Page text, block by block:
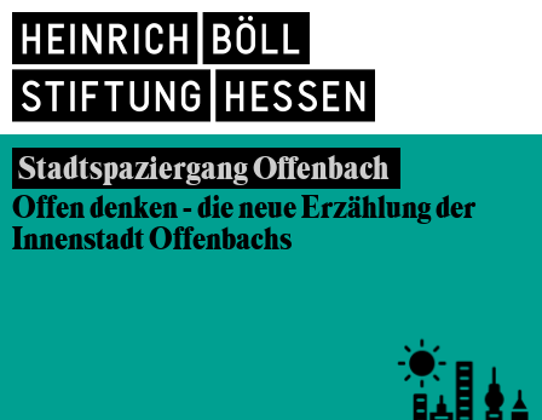
Stadtspaziergang Offenbach
Offen denken - die neue Erzählung der
Innenstadt Offenbachs